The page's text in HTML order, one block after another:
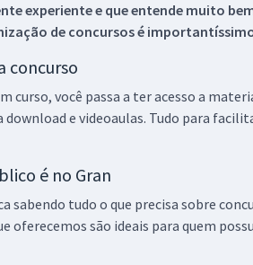
experiente e que entende muito
de concursos é
concurso
curso, você passa a ter acesso a
download e videoaulas. Tudo para
é no Gran
sabendo tudo o que precisa sobre
oferecemos são ideais para quem